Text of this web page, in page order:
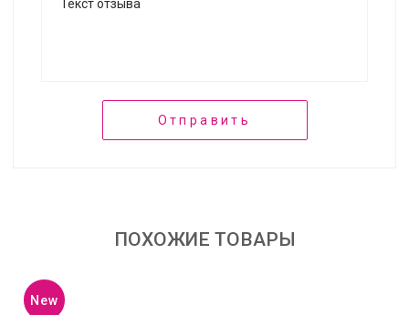
Отправить
ПОХОЖИЕ ТОВАРЫ
New